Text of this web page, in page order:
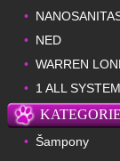
•
• NED
• WARREN
• 1 ALL
• Šampony